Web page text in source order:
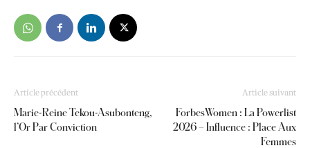
Article précédent
Marie-Reine Tekou-Asubonteng,
l’Or Par Conviction
Article suivant
ForbesWomen : La Powerlist
2026 – Influence : Place Aux
Femmes